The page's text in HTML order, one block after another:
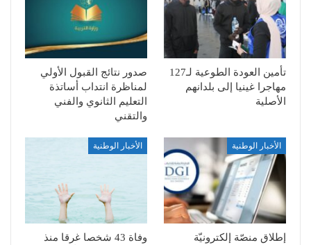
تأمين العودة الطوعية لـ127
مهاجرا غينيا إلى بلدانهم
الأصلية
صدور نتائج القبول الأولي
لمناظرة انتداب أساتذة
التعليم الثانوي والفني
والتقني
الأخبار الوطنية
إطلاق منصّة إلكترونيّة
الأخبار الوطنية
وفاة 43 شخصا غرقا منذ